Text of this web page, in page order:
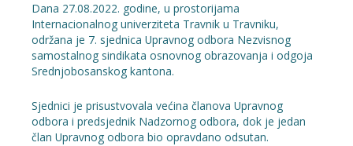
Dana 27.08.2022. godine, u prostorijama
Internacionalnog univerziteta Travnik u Travniku,
održana je 7. sjednica Upravnog odbora Nezvisnog
samostalnog sindikata osnovnog obrazovanja i odgoja
Srednjobosanskog kantona.
Sjednici je prisustvovala većina članova Upravnog
odbora i predsjednik Nadzornog odbora, dok je jedan
član Upravnog odbora bio opravdano odsutan.